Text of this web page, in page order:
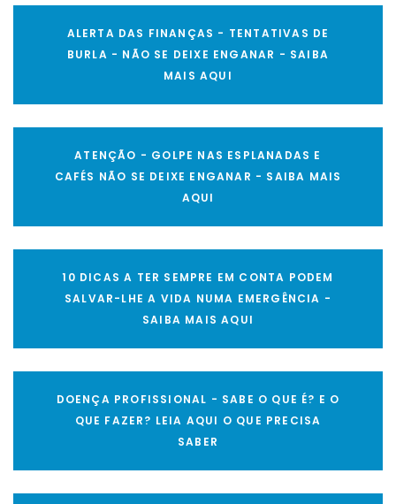
ALERTA DAS FINANÇAS - TENTATIVAS DE
BURLA - NÃO SE DEIXE ENGANAR - SAIBA
MAIS AQUI
ATENÇÃO - GOLPE NAS ESPLANADAS E
CAFÉS NÃO SE DEIXE ENGANAR - SAIBA MAIS
AQUI
10 DICAS A TER SEMPRE EM CONTA PODEM
SALVAR-LHE A VIDA NUMA EMERGÊNCIA -
SAIBA MAIS AQUI
DOENÇA PROFISSIONAL - SABE O QUE É? E O
QUE FAZER? LEIA AQUI O QUE PRECISA
SABER